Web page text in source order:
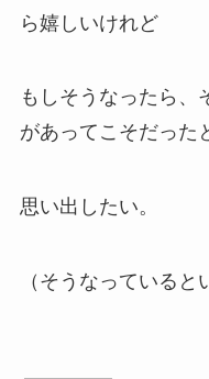
ら嬉しいけれど
もしそうなったら、
があってこそだった
思い出したい。
（そうなっていると